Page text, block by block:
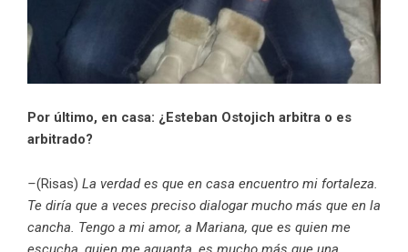
Por último, en casa: ¿Esteban Ostojich arbitra o es
arbitrado?
–(Risas) La verdad es que en casa encuentro mi fortaleza.
Te diría que a veces preciso dialogar mucho más que en la
cancha. Tengo a mi amor, a Mariana, que es quien me